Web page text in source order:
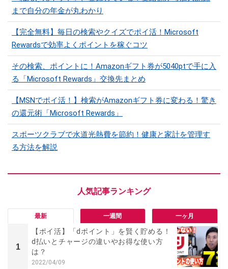
まで自分の年金が丸わかり
【完全無料】毎日の検索やクイズでポイ活！Microsoft
Rewardsで効率よくポイントを稼ぐコツ
その検索、ポイントに！Amazonギフト券が5040ptで手に入
る「Microsoft Rewards」交換先まとめ
【MSNでポイ活！】検索がAmazonギフト券に変わる！驚き
の還元術「Microsoft Rewards」
スポーツクラブで水道光熱費を節約！健康と家計を管理す
る方法を解説
最新 一週間 一ヶ月
1
【ポイ活】「dポイント」を賢く貯める！
d払いとチャージの違いやお得な使い方
は？
2022/04/09